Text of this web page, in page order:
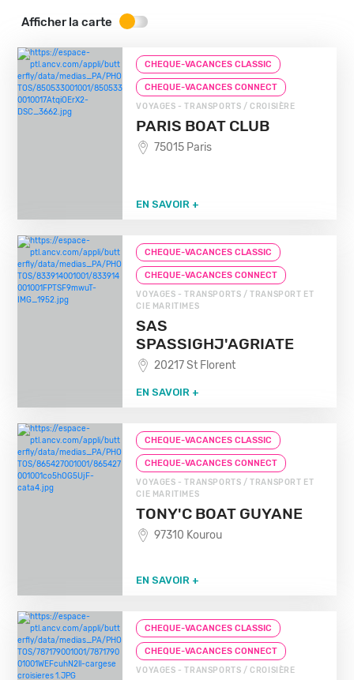
Afficher la carte
CHEQUE-VACANCES CLASSIC
CHEQUE-VACANCES CONNECT
VOYAGES - TRANSPORTS / CROISIÈRE
PARIS BOAT CLUB
75015 Paris
EN SAVOIR +
CHEQUE-VACANCES CLASSIC
CHEQUE-VACANCES CONNECT
VOYAGES - TRANSPORTS / TRANSPORT ET
CIE MARITIMES
SAS
SPASSIGHJ'AGRIATE
20217 St Florent
EN SAVOIR +
CHEQUE-VACANCES CLASSIC
CHEQUE-VACANCES CONNECT
VOYAGES - TRANSPORTS / TRANSPORT ET
CIE MARITIMES
TONY'C BOAT GUYANE
97310 Kourou
EN SAVOIR +
CHEQUE-VACANCES CLASSIC
CHEQUE-VACANCES CONNECT
VOYAGES - TRANSPORTS / CROISIÈRE